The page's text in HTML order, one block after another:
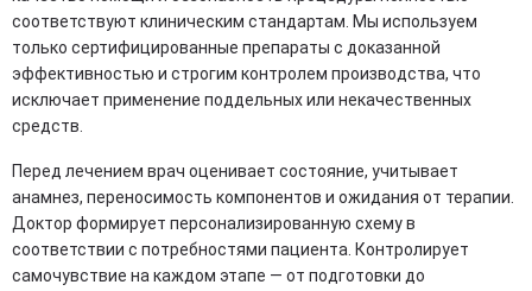
соответствуют клиническим стандартам. Мы используем
только сертифицированные препараты с доказанной
эффективностью и строгим контролем производства, что
исключает применение поддельных или некачественных
средств.
Перед лечением врач оценивает состояние, учитывает
анамнез, переносимость компонентов и ожидания от терапии.
Доктор формирует персонализированную схему в
соответствии с потребностями пациента. Контролирует
самочувствие на каждом этапе — от подготовки до